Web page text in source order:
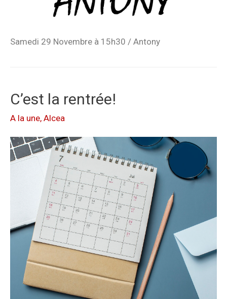
Samedi 29 Novembre à 15h30 / Antony
C’est la rentrée!
A la une, Alcea